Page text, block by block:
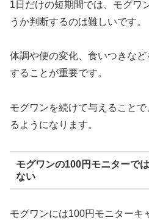
1日だけの短期間では、モグワ
うか判断するのは難しいです。
体調や便の変化、食いつきな
することが重要です。
モグワンを続けて与えること
るようになります。
モグワンの100円モニターで
ない
モグワンには100円モニターキ